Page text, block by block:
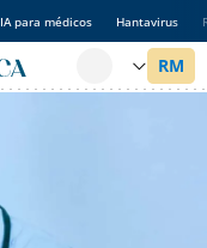
IA para médicos Hantavirus